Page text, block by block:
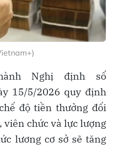
Nghị định số
15/5/2026 quy định
độ tiền thưởng đối
viên chức và lực lượng
lương cơ sở sẽ tăng